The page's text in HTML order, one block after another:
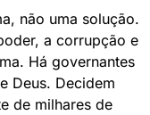
não uma solução.
a corrupção e
Há governantes
Deus. Decidem
de milhares de